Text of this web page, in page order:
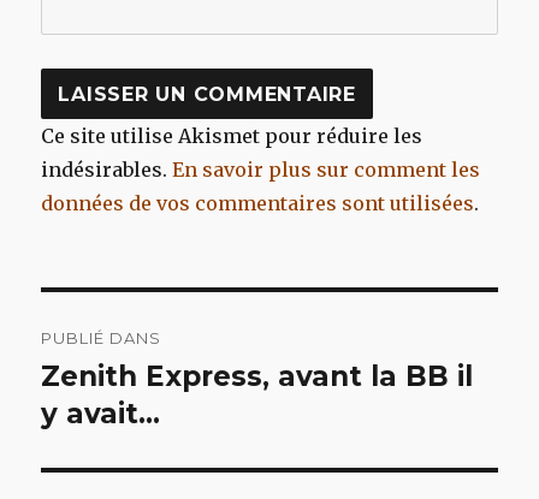
Ce site utilise Akismet pour réduire les
indésirables.En savoir plus sur comment les
données de vos commentaires sont utilisées.
de
l’article
PUBLIÉ DANS
Zenith Express, avant la BB il
y avait…